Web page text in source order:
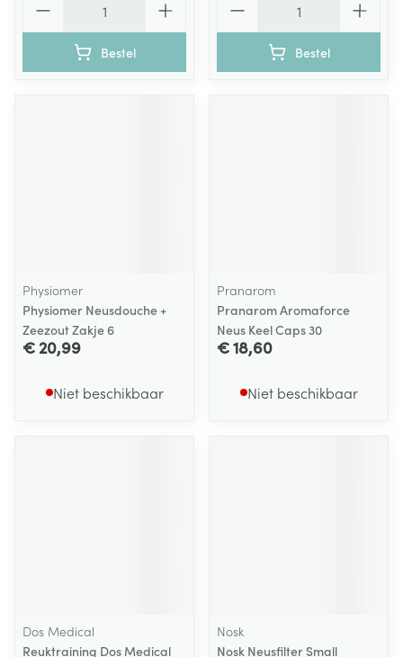
Bestel Bestel
Physiomer
Physiomer Neusdouche +
Zeezout Zakje 6
€ 20,99
Niet beschikbaar
Pranarom
Pranarom Aromaforce
Neus Keel Caps 30
€ 18,60
Niet beschikbaar
Dos Medical
Reuktraining Dos Medical
Nosk
Nosk Neusfilter Small